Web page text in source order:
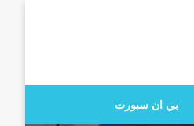
في الكويت
بي ان سبورت